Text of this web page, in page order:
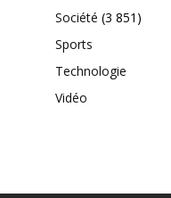
Société (3 851)
Sports
Technologie
Vidéo